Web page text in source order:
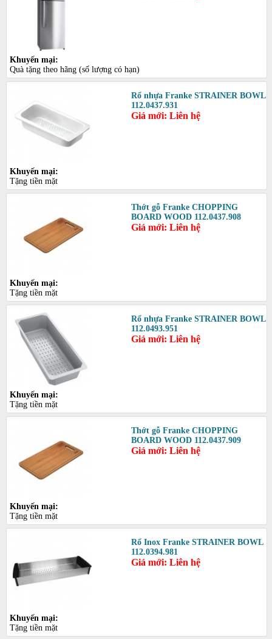
Khuyến mại:
Quà tặng theo hãng (số lượng có hạn)
Rổ nhựa Franke STRAINER BOWL
112.0437.931
Giá mới: Liên hệ
Khuyến mại:
Tặng tiền mặt
Thớt gỗ Franke CHOPPING
BOARD WOOD 112.0437.908
Giá mới: Liên hệ
Khuyến mại:
Tặng tiền mặt
Rổ nhựa Franke STRAINER BOWL
112.0493.951
Giá mới: Liên hệ
Khuyến mại:
Tặng tiền mặt
Thớt gỗ Franke CHOPPING
BOARD WOOD 112.0437.909
Giá mới: Liên hệ
Khuyến mại:
Tặng tiền mặt
Rổ Inox Franke STRAINER BOWL
112.0394.981
Giá mới: Liên hệ
Khuyến mại:
Tặng tiền mặt